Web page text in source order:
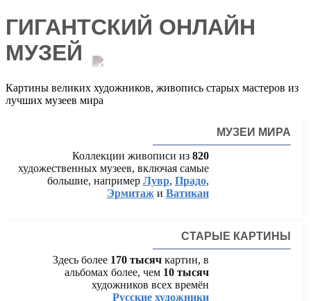
ГИГАНТСКИЙ ОНЛАЙН
МУЗЕЙ
Картины великих художников, живопись старых мастеров из
лучших музеев мира
МУЗЕИ МИРА
Коллекции живописи из 820
художественных музеев, включая самые
большие, например Лувр, Прадо,
Эрмитаж и Ватикан
СТАРЫЕ КАРТИНЫ
Здесь более 170 тысячкартин, в
альбомах более, чем 10 тысяч
художников всех времён
Русские художники